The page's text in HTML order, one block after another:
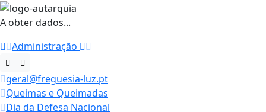
A obter dados...
Administração
geral@freguesia-luz.pt
Queimas e Queimadas
Dia da Defesa Nacional